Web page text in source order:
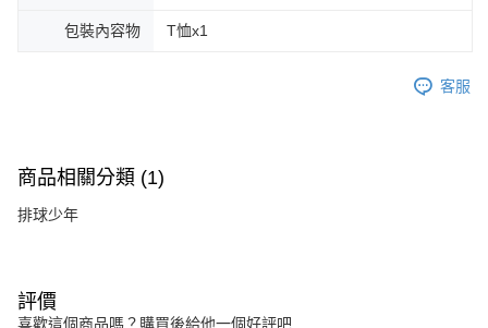
包裝內容物 T恤x1
客服
商品相關分類 (1)
排球少年
評價
喜歡這個商品嗎？購買後給他一個好評吧